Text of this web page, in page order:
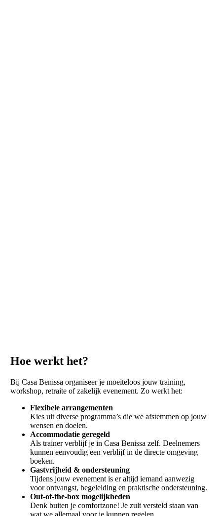
Hoe werkt het?
Bij Casa Benissa organiseer je moeiteloos jouw training,
workshop, retraite of zakelijk evenement. Zo werkt het:
Flexibele arrangementen
Kies uit diverse programma’s die we afstemmen op jouw
wensen en doelen.
Accommodatie geregeld
Als trainer verblijf je in Casa Benissa zelf. Deelnemers
kunnen eenvoudig een verblijf in de directe omgeving
boeken.
Gastvrijheid & ondersteuning
Tijdens jouw evenement is er altijd iemand aanwezig
voor ontvangst, begeleiding en praktische ondersteuning.
Out-of-the-box mogelijkheden
Denk buiten je comfortzone! Je zult versteld staan van
wat we allemaal voor je kunnen regelen.